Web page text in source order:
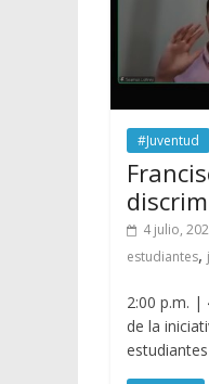
#Juventud
4 julio,
estudiantes,
2:00 p.m. |
de la